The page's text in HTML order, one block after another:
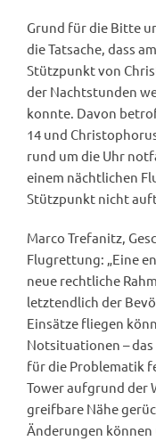
Grund für die Bitte
die Tatsache, dass
Stützpunkt von
der Nachtstunden
konnte. Davon
14 und
rund um die Uhr
einem nächtlichen
Stützpunkt nicht
Marco Trefanitz,
Flugrettung: „Eine
neue rechtliche
letztendlich der
Einsätze fliegen
Notsituationen – das
für die Problematik
Tower aufgrund der
greifbare Nähe
Änderungen